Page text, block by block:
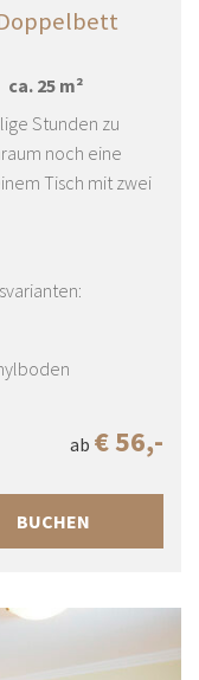
ca. 25 m²
Stunden zu
noch eine
Tisch mit zwei
ab € 56,-
BUCHEN